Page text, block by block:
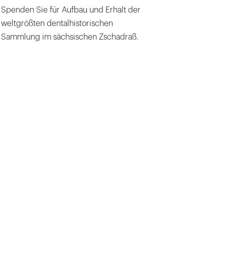
Spenden Sie für Aufbau und Erhalt der
weltgrößten dentalhistorischen
Sammlung im sächsischen Zschadraß.